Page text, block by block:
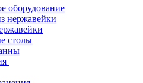
оборудование
нержавейки
столы